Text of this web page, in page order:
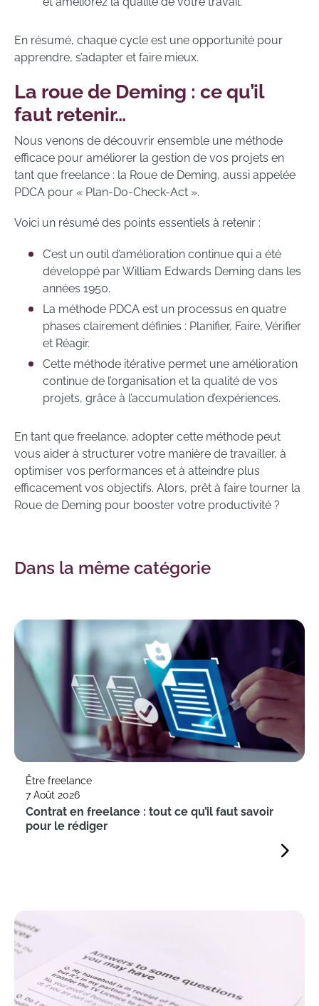
En résumé, chaque cycle est une opportunité pour
apprendre, s’adapter et faire mieux.
La roue de Deming : ce qu’il
faut retenir…
Nous venons de découvrir ensemble une méthode
efficace pour améliorer la gestion de vos projets en
tant que freelance : la Roue de Deming, aussi appelée
PDCA pour « Plan-Do-Check-Act ».
Voici un résumé des points essentiels à retenir :
C’est un outil d’amélioration continue qui a été
développé par William Edwards Deming dans les
années 1950.
La méthode PDCA est un processus en quatre
phases clairement définies : Planifier, Faire, Vérifier
et Réagir.
Cette méthode itérative permet une amélioration
continue de l’organisation et la qualité de vos
projets, grâce à l’accumulation d’expériences.
En tant que freelance, adopter cette méthode peut
vous aider à structurer votre manière de travailler, à
optimiser vos performances et à atteindre plus
efficacement vos objectifs. Alors, prêt à faire tourner la
Roue de Deming pour booster votre productivité ?
Dans la même catégorie
Être freelance
7 Août 2026
Contrat en freelance : tout ce qu’il faut savoir
pour le rédiger